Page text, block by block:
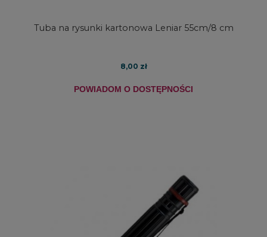
Tuba na rysunki kartonowa Leniar 55cm/8 cm
8,00 zł
POWIADOM O DOSTĘPNOŚCI